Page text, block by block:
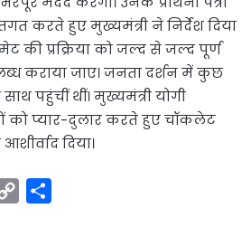
करते हुए मुख्यमंत्री ने निर्देश दिया
की प्रक्रिया को जल्द से जल्द पूर्ण
कराया जाए। जनता दर्शन में कुछ
पहुंचीं थीं। मुख्यमंत्री योगी
को प्यार-दुलार करते हुए चॉकलेट
दिया।